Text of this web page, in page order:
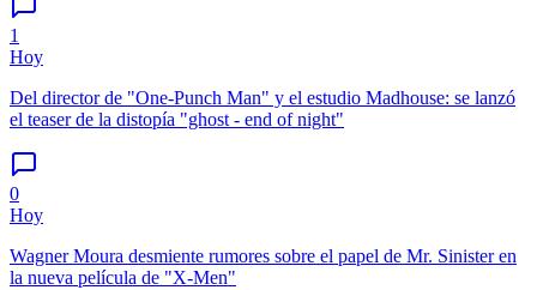
1
Hoy
Del director de "One-Punch Man" y el estudio Madhouse: se lanzó
el teaser de la distopía "ghost - end of night"
0
Hoy
Wagner Moura desmiente rumores sobre el papel de Mr. Sinister en
la nueva película de "X-Men"